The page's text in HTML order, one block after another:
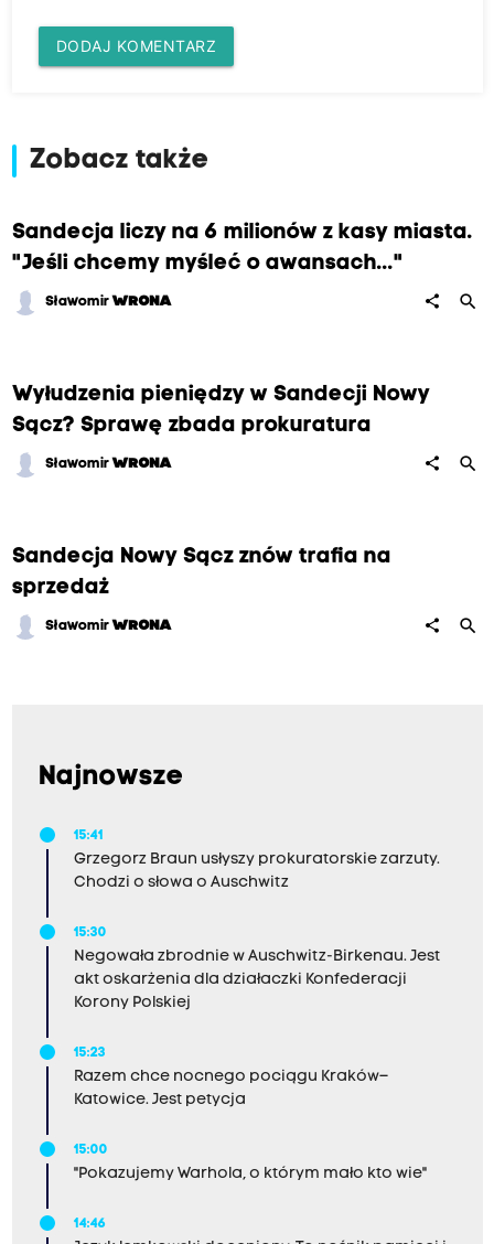
DODAJ KOMENTARZ
Zobacz także
Sandecja liczy na 6 milionów z kasy miasta.
"Jeśli chcemy myśleć o awansach..."
Sławomir WRONA share search
Wyłudzenia pieniędzy w Sandecji Nowy
Sącz? Sprawę zbada prokuratura
Sławomir WRONA share search
Sandecja Nowy Sącz znów trafia na
sprzedaż
Sławomir WRONA share search
Najnowsze
15:41
Grzegorz Braun usłyszy prokuratorskie zarzuty.
Chodzi o słowa o Auschwitz
15:30
Negowała zbrodnie w Auschwitz-Birkenau. Jest
akt oskarżenia dla działaczki Konfederacji
Korony Polskiej
15:23
Razem chce nocnego pociągu Kraków–
Katowice. Jest petycja
15:00
"Pokazujemy Warhola, o którym mało kto wie"
14:46